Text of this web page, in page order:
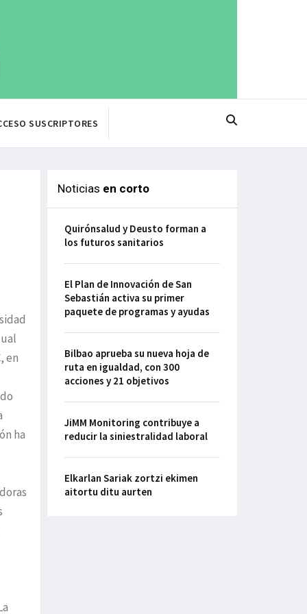
SUSCRIPTORES
en
ha
Noticias en corto
Quirónsalud y Deusto forman a
los futuros sanitarios
El Plan de Innovación de San
Sebastián activa su primer
paquete de programas y ayudas
Bilbao aprueba su nueva hoja de
ruta en igualdad, con 300
acciones y 21 objetivos
JiMM Monitoring contribuye a
reducir la siniestralidad laboral
Elkarlan Sariak zortzi ekimen
aitortu ditu aurten